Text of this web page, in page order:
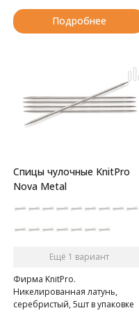
Подробнее
Спицы чулочные KnitPro
Nova Metal
Ещё 1 вариант
Фирма KnitPro.
Никелированная латунь,
серебристый, 5шт в упаковке